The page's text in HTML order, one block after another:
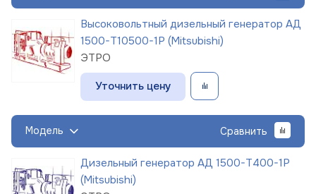
Высоковольтный дизельный генератор АД
1500-Т10500-1Р (Mitsubishi)
ЭТРО
Уточнить цену
Модель Сравнить
Дизельный генератор АД 1500-Т400-1Р
(Mitsubishi)